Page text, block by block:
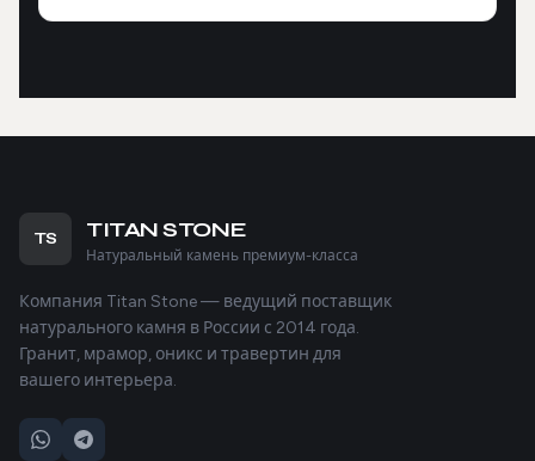
TS TITAN STONE
Натуральный камень премиум-класса
Компания Titan Stone — ведущий поставщик
натурального камня в России с 2014 года.
Гранит, мрамор, оникс и травертин для
вашего интерьера.